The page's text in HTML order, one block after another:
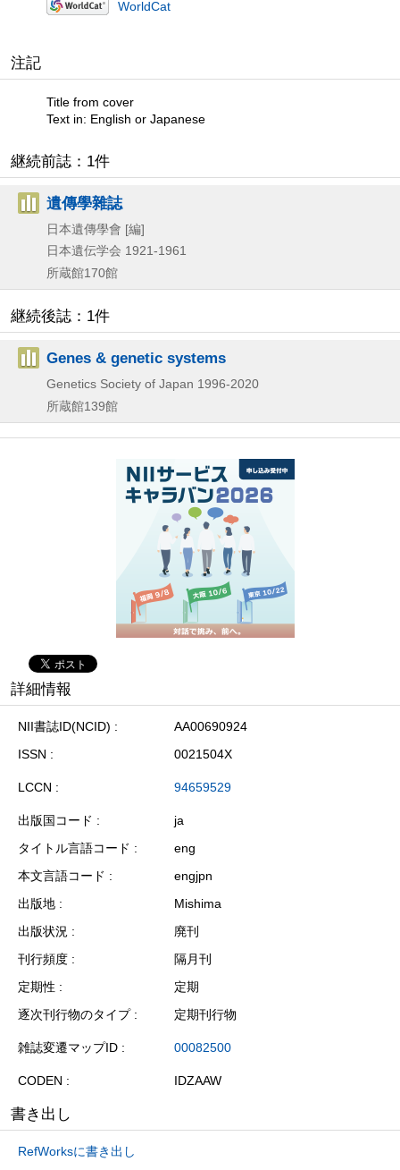
WorldCat
注記
Title from cover
Text in: English or Japanese
継続前誌：1件
遺傳學雜誌
日本遺傳學會 [編]
日本遺伝学会 1921-1961
所蔵館170館
継続後誌：1件
Genes & genetic systems
Genetics Society of Japan 1996-2020
所蔵館139館
詳細情報
NII書誌ID(NCID)
AA00690924
ISSN
0021504X
LCCN 94659529
出版国コード
ja
タイトル言語コード
eng
本文言語コード
engjpn
出版地
Mishima
出版状況
廃刊
刊行頻度
隔月刊
定期性
定期
逐次刊行物のタイプ
定期刊行物
雑誌変遷マップID 00082500
CODEN IDZAAW
書き出し
RefWorksに書き出し